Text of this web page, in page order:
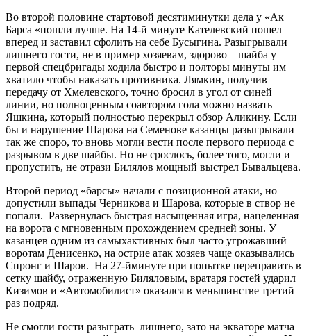
Во второй половине стартовой десятиминутки дела у «Ак
Барса «пошли лучше. На 14-й минуте Кателевский пошел
вперед и заставил сфолить на себе Бусыгина. Разыгрывали
лишнего гости, не в пример хозяевам, здорово – шайба у
первой спецбригады ходила быстро и полторы минуты им
хватило чтобы наказать противника. Лямкин, получив
передачу от Хмелевского, точно бросил в угол от синей
линии, но полноценным соавтором гола можно назвать
Яшкина, который полностью перекрыл обзор Аликину. Если
бы и нарушение Шарова на Семенове казанцы разыгрывали
так же споро, то вновь могли вести после первого периода с
разрывом в две шайбы. Но не срослось, более того, могли и
пропустить, не отрази Билялов мощный выстрел Бывальцева.
Второй период «барсы» начали с позиционной атаки, но
допустили выпады Черникова и Шарова, которые в створ не
попали. Развернулась быстрая насыщенная игра, нацеленная
на ворота с мгновенным прохождением средней зоны. У
казанцев одним из самыхактивных был часто угрожавший
воротам Денисенко, на острие атак хозяев чаще оказывались
Спронг и Шаров. На 27-йминуте при попытке переправить в
сетку шайбу, отраженную Биляловым, вратаря гостей ударил
Кизимов и «Автомобилист» оказался в меньшинстве третий
раз подряд.
Не смогли гости разыграть лишнего, зато на экваторе матча